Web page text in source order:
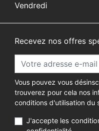
Vendredi
Recevez nos offres
Vous pouvez vous
trouverez pour cela nos
conditions d'utilisation du
J'accepte les